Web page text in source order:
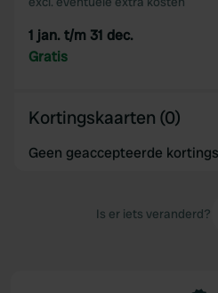
1 jan. t/m 31 dec.
Gratis
Kortingskaarten (0)
Geen geaccepteerde
Is er iets veranderd?